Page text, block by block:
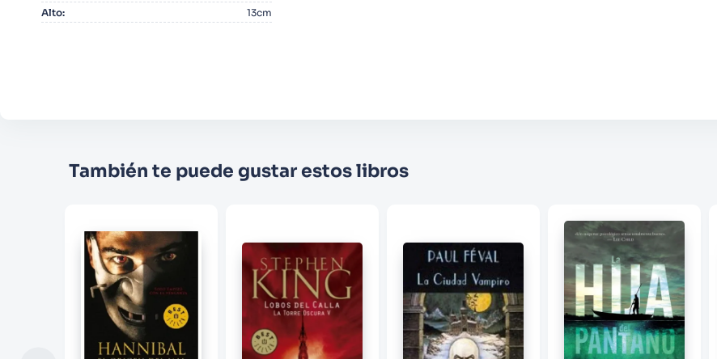
Alto: 13cm
Escribir comentario
También te puede gustar estos libros